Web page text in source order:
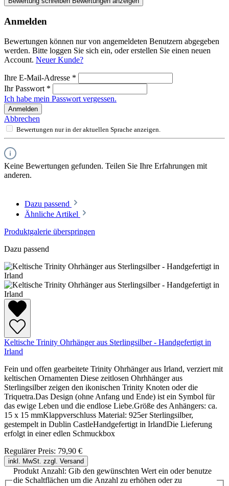
Anmelden
Bewertungen können nur von angemeldeten Benutzern abgegeben
werden. Bitte loggen Sie sich ein, oder erstellen Sie einen neuen
Account. Neuer Kunde?
Ihre E-Mail-Adresse *
Ihr Passwort *
Ich habe mein Passwort vergessen.
Anmelden
Abbrechen
Bewertungen nur in der aktuellen Sprache anzeigen.
Keine Bewertungen gefunden. Teilen Sie Ihre Erfahrungen mit
anderen.
Dazu passend
Ähnliche Artikel
Produktgalerie überspringen
Dazu passend
Keltische Trinity Ohrhänger aus Sterlingsilber - Handgefertigt in
Irland
Fein und offen gearbeitete Trinity Ohrhänger aus Irland, verziert mit
keltischen Ornamenten Diese zeitlosen Ohrhhänger aus
Sterlingsilber zeigen den ikonischen Trinity Knoten oder die
Triquetra.Das Design (ohne Anfang und Ende) ist ein Symbol für
das ewige Leben und die endlose Liebe.Größe des Anhängers: ca.
15 x 15 mmKlappverschluss Material: 925er Sterlingsilber,
gestempelt in Dublin CastleHandgefertigt in IrlandDie Lieferung
erfolgt in einer edlen Schmuckbox
Regulärer Preis: 79,90 €
inkl. MwSt. zzgl. Versand
Produkt Anzahl: Gib den gewünschten Wert ein oder benutze
die Schaltflächen um die Anzahl zu erhöhen oder zu